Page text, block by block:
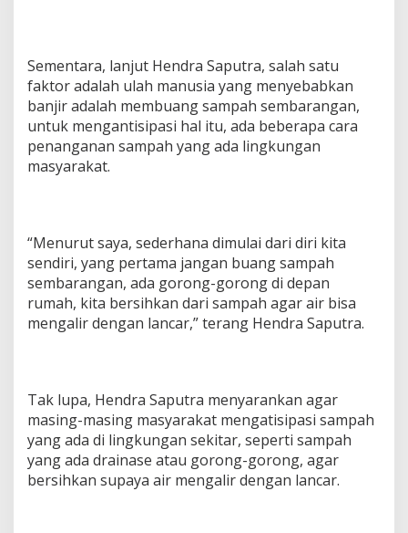
g
K
e
b
e
r
L
i
n
g
k
u
n
S
k
i
t
Sementara, lanjut Hendra Saputra, salah satu
faktor adalah ulah manusia yang menyebabkan
banjir adalah membuang sampah sembarangan,
untuk mengantisipasi hal itu, ada beberapa cara
penanganan sampah yang ada lingkungan
masyarakat.
“Menurut saya, sederhana dimulai dari diri kita
sendiri, yang pertama jangan buang sampah
sembarangan, ada gorong-gorong di depan
rumah, kita bersihkan dari sampah agar air bisa
mengalir dengan lancar,” terang Hendra Saputra.
Tak lupa, Hendra Saputra menyarankan agar
masing-masing masyarakat mengatisipasi sampah
yang ada di lingkungan sekitar, seperti sampah
yang ada drainase atau gorong-gorong, agar
bersihkan supaya air mengalir dengan lancar.